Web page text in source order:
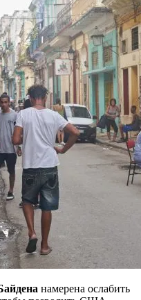
намерена ослабить